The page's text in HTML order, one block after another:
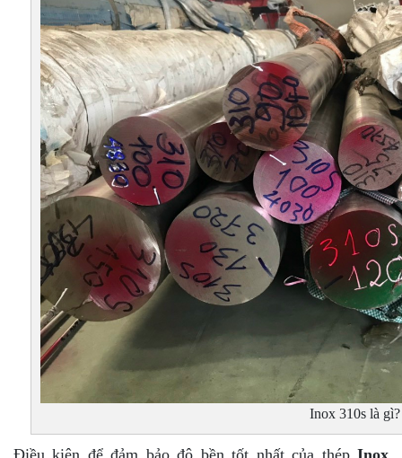
Inox 310s là gì?
Điều kiện để đảm bảo độ bền tốt nhất của thép Inox